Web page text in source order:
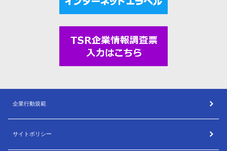
企業行動規範
サイトポリシー